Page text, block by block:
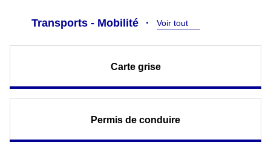
Transports - Mobilité Voir tout
Carte grise
Permis de conduire